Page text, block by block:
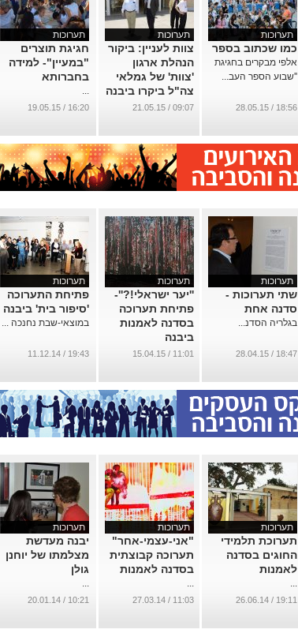
תערוכות
כמו שכתוב בספר
אלפי מבקרים בחגיגת
''שבוע הספר העב...
18:56 / 28.05.15
תערוכות
צוות לעניין: ביקור
הנהלת ארגון
'צוות' של גמלאי
צה"ל ביקרו ביבנה
...
09:07 / 21.05.15
תערוכות
חגיגת תוצרים
"במעיין"- למידה
בחברותא
...
16:20 / 19.05.15
תערוכות
שתי תערוכות -
סדנה אחת
בגלריה הסדנ...
18:47 / 28.04.15
תערוכות
''יער ישראלי!?''-
פתיחת תערוכה
בסדנה לאמנות
ביבנה
...
11:01 / 15.04.15
תערוכות
פתיחת התערוכה
'סיפור בית' ביבנה
במוצאי-שבת נחנכה ...
19:43 / 11.12.14
תערוכות
תערוכת תלמידי
החוגים בסדנה
לאמנות
...
19:11 / 26.06.14
תערוכות
"אני-עצמי-אחר"
תערוכה קבוצתית
בסדנה לאמנות
...
11:03 / 27.03.14
תערוכות
יבנה מעדשת
מצלמתו של יוחנן
גולן
...
10:21 / 20.01.14